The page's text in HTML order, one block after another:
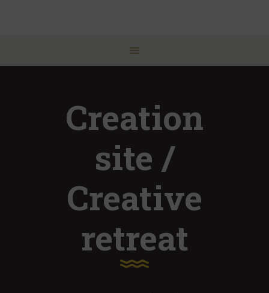
Creation
site /
Creative
retreat